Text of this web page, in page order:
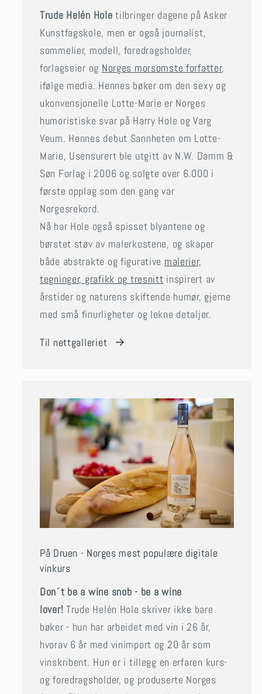
Trude Helén Hole tilbringer dagene på Asker
Kunstfagskole, men er også journalist,
sommelier, modell, foredragsholder,
forlagseier og Norges morsomste forfatter,
ifølge media. Hennes bøker om den sexy og
ukonvensjonelle Lotte-Marie er Norges
humoristiske svar på Harry Hole og Varg
Veum. Hennes debut Sannheten om Lotte-
Marie, Usensurert ble utgitt av N.W. Damm &
Søn Forlag i 2006 og solgte over 6.000 i
første opplag som den gang var
Norgesrekord.
Nå har Hole også spisset blyantene og
børstet støv av malerkostene, og skaper
både abstrakte og figurative malerier,
tegninger, grafikk og tresnitt inspirert av
årstider og naturens skiftende humør, gjerne
med små finurligheter og lekne detaljer.
Til nettgalleriet
På Druen - Norges mest populære digitale
vinkurs
Don´t be a wine snob - be a wine
lover!Trude Helén Hole skriver ikke bare
bøker - hun har arbeidet med vin i 26 år,
hvorav 6 år med vinimport og 20 år som
vinskribent. Hun er i tillegg en erfaren kurs-
og foredragsholder, og produserte Norges